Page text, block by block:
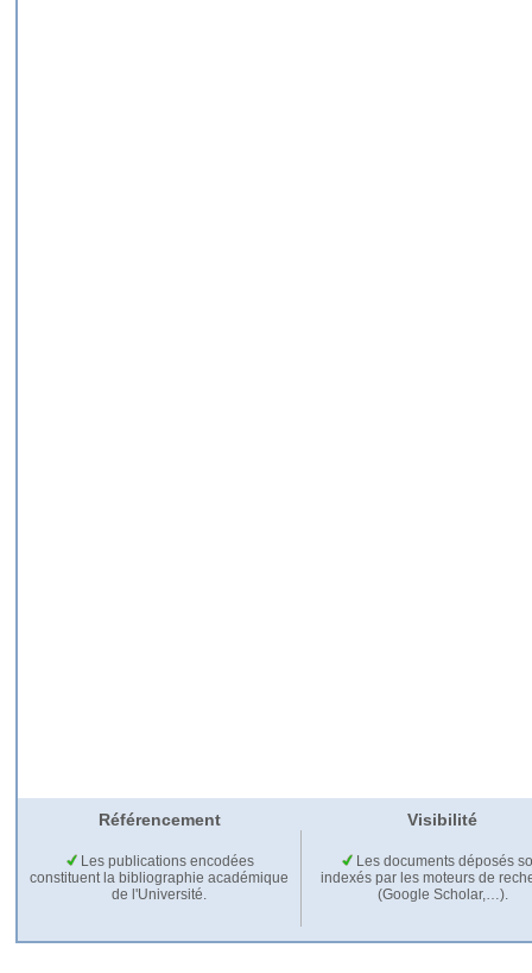
Référencement Visibilité
Les publications encodées
constituent la bibliographie académique
de l'Université.
Les documents déposés
indexés par les moteurs de
(Google Scholar,…).